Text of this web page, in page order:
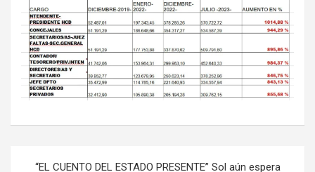
“EL CUENTO DEL ESTADO PRESENTE” Sol aún espera